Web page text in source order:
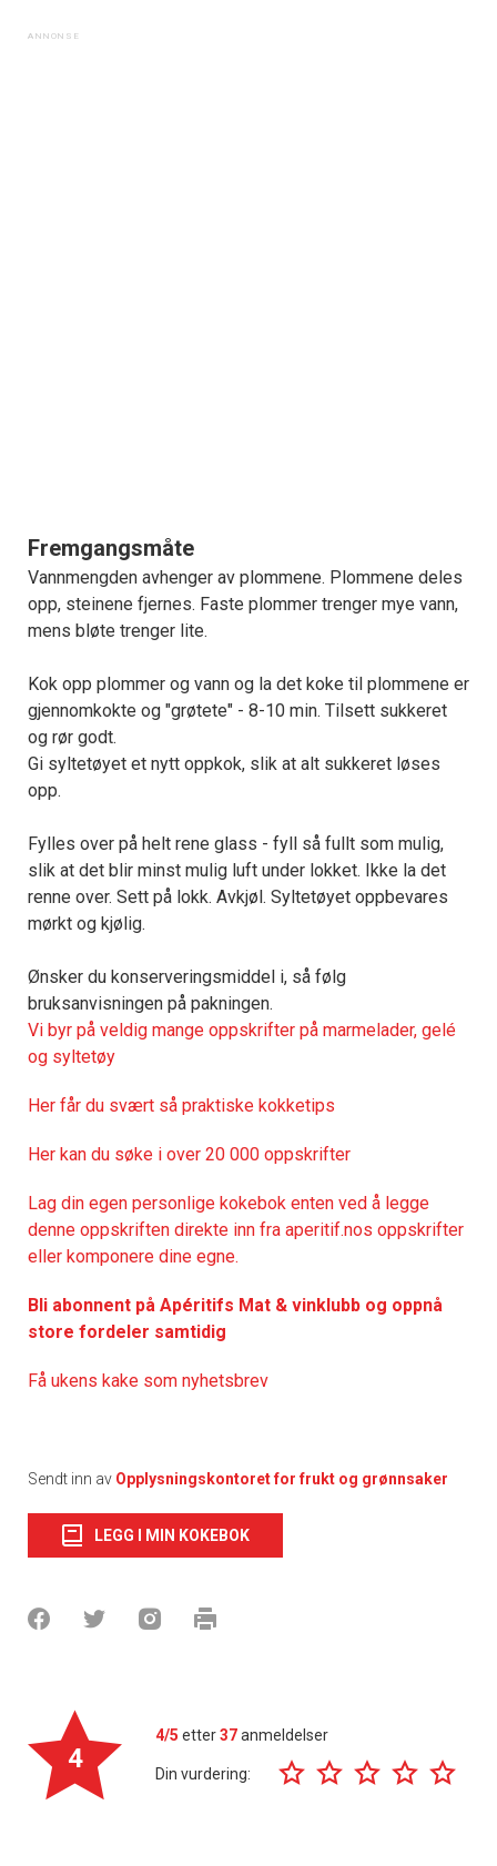
Fremgangsmåte
Vannmengden avhenger av plommene. Plommene deles
opp, steinene fjernes. Faste plommer trenger mye vann,
mens bløte trenger lite.
Kok opp plommer og vann og la det koke til plommene er
gjennomkokte og "grøtete" - 8-10 min. Tilsett sukkeret
og rør godt.
Gi syltetøyet et nytt oppkok, slik at alt sukkeret løses
opp.
Fylles over på helt rene glass - fyll så fullt som mulig,
slik at det blir minst mulig luft under lokket. Ikke la det
renne over. Sett på lokk. Avkjøl. Syltetøyet oppbevares
mørkt og kjølig.
Ønsker du konserveringsmiddel i, så følg
bruksanvisningen på pakningen.
Vi byr på veldig mange oppskrifter på marmelader, gelé
og syltetøy
Her får du svært så praktiske kokketips
Her kan du søke i over 20 000 oppskrifter
Lag din egen personlige kokebok enten ved å legge
denne oppskriften direkte inn fra aperitif.nos oppskrifter
eller komponere dine egne.
Bli abonnent på Apéritifs Mat & vinklubb og oppnå
store fordeler samtidig
Få ukens kake som nyhetsbrev
Sendt inn av Opplysningskontoret for frukt og grønnsaker
LEGG I MIN KOKEBOK
4
4/5 etter37anmeldelser
Din vurdering: